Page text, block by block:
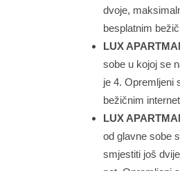
dvoje,
besplatnim
LUX
sobe u kojoj se
je 4. Opremljeni
bežičnim
LUX
od glavne sobe
smjestiti još